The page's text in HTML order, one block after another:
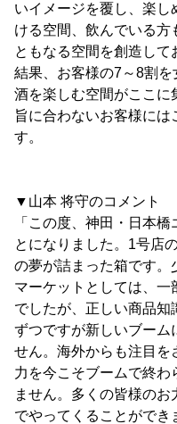
いイメージを覆し、楽
ける空間、飲んでいる
ともなる空間を創造して
結果、お客様の7～8割
酒を楽しむ空間がここに
旨に合わないお客様には
す。
▼山本 将守のコメント
「この度、神田・日本
とになりました。1号店
の夢が詰まった箱です。
マーケットとしては、一
でしたが、正しい商品知
ずつですが新しいブーム
せん。海外からも注目を
力を今こそブームで終わ
ません。多くの皆様のお
でやってくることができ